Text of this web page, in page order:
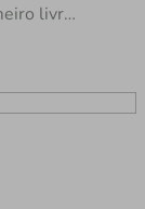
Livro Meu primeiro livro de encaixe: fazenda